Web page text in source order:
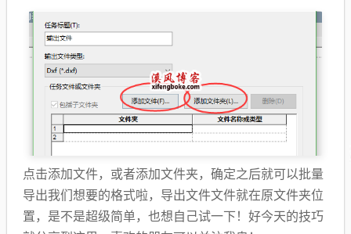
点击添加文件，或者添加文件夹，确定之后就可以批量
导出我们想要的格式啦，导出文件文件就在原文件夹位
置，是不是超级简单，也想自己试一下！好今天的技巧